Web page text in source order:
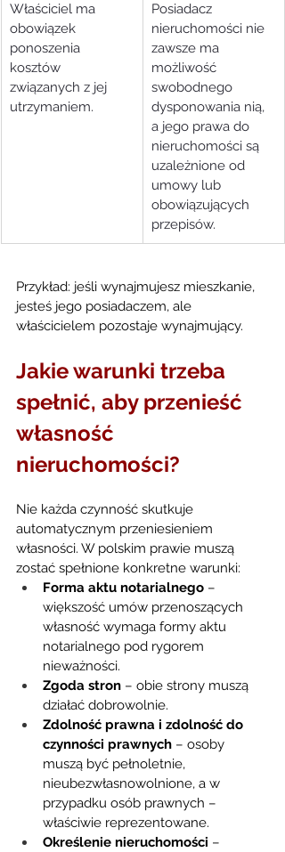
Właściciel ma
obowiązek
ponoszenia
kosztów
związanych z jej
utrzymaniem.
Posiadacz
nieruchomości nie
zawsze ma
możliwość
swobodnego
dysponowania nią,
a jego prawa do
nieruchomości są
uzależnione od
umowy lub
obowiązujących
przepisów.
Przykład: jeśli wynajmujesz mieszkanie,
jesteś jego posiadaczem, ale
właścicielem pozostaje wynajmujący.
Jakie warunki trzeba
spełnić, aby przenieść
własność
nieruchomości?
Nie każda czynność skutkuje
automatycznym przeniesieniem
własności. W polskim prawie muszą
zostać spełnione konkretne warunki:
Forma aktu notarialnego –
większość umów przenoszących
własność wymaga formy aktu
notarialnego pod rygorem
nieważności.
Zgoda stron – obie strony muszą
działać dobrowolnie.
Zdolność prawna i zdolność do
czynności prawnych – osoby
muszą być pełnoletnie,
nieubezwłasnowolnione, a w
przypadku osób prawnych –
właściwie reprezentowane.
Określenie nieruchomości –